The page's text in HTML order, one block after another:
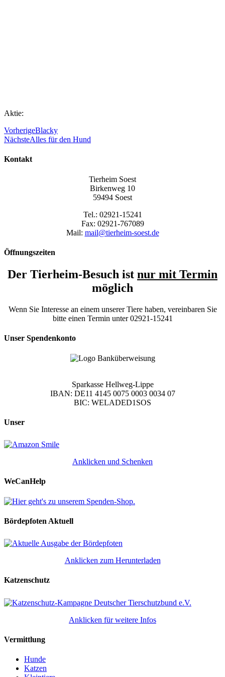
Aktie:
VorherigeBlacky
NächsteAlles für den Hund
Kontakt
Tierheim Soest
Birkenweg 10
59494 Soest
Tel.: 02921-15241
Fax: 02921-767089
Mail: mail@tierheim-soest.de
Öffnungszeiten
Der Tierheim-Besuch ist nur mit Termin
möglich
Wenn Sie Interesse an einem unserer Tiere haben, vereinbaren Sie
bitte einen Termin unter 02921-15241
Unser Spendenkonto
Sparkasse Hellweg-Lippe
IBAN: DE11 4145 0075 0003 0034 07
BIC: WELADED1SOS
Unser
Anklicken und Schenken
WeCanHelp
Bördepfoten Aktuell
Anklicken zum Herunterladen
Katzenschutz
Anklicken für weitere Infos
Vermittlung
Hunde
Katzen